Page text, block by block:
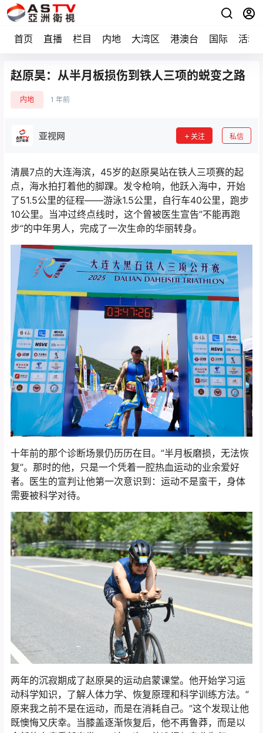
首页 直播 栏目 内地 大湾区 港澳台 国际 活动
赵原昊：从半月板损伤到铁人三项的蜕变之路
内地 1 年前
亚视网 关注 私信
清晨7点的大连海滨，45岁的赵原昊站在铁人三项赛的起
点，海水拍打着他的脚踝。发令枪响，他跃入海中，开始
了51.5公里的征程——游泳1.5公里，自行车40公里，跑步
10公里。当冲过终点线时，这个曾被医生宣告”不能再跑
步”的中年男人，完成了一次生命的华丽转身。
十年前的那个诊断场景仍历历在目。”半月板磨损，无法恢
复”。那时的他，只是一个凭着一腔热血运动的业余爱好
者。医生的宣判让他第一次意识到：运动不是蛮干，身体
需要被科学对待。
两年的沉寂期成了赵原昊的运动启蒙课堂。他开始学习运
动科学知识，了解人体力学、恢复原理和科学训练方法。”
原来我之前不是在运动，而是在消耗自己。”这个发现让他
既懊悔又庆幸。当膝盖逐渐恢复后，他不再鲁莽，而是以